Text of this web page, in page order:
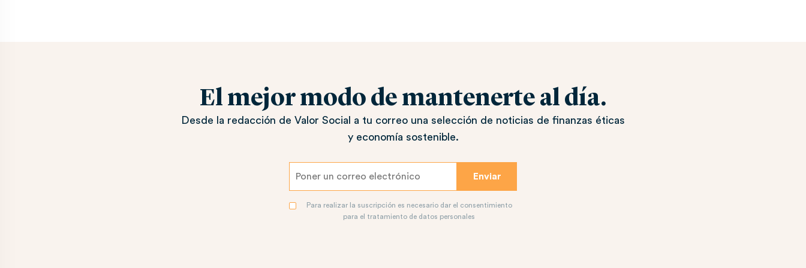
El mejor modo de mantenerte al día.
Desde la redacción de Valor Social a tu correo una selección de noticias de finanzas éticas
y economía sostenible.
Para realizar la suscripción es necesario dar el consentimiento
para el tratamiento de datos personales